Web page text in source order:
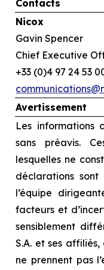
Contacts
Nicox
Gavin Spencer
Chief Executive
+33 (0)4 97 24 53
Avertissement
Les informations
sans préavis.
lesquelles ne
déclarations
l’équipe
facteurs et
sensiblement
S.A. et ses
ne prennent pas